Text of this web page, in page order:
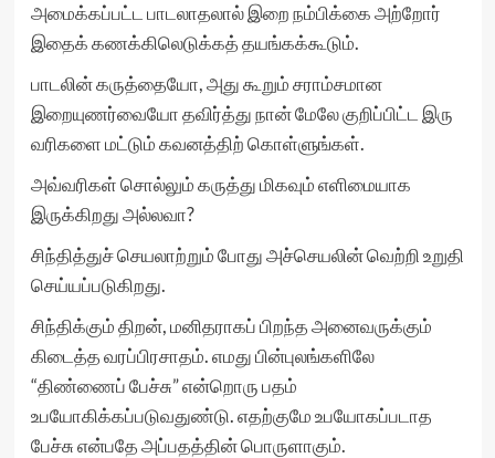
அமைக்கப்பட்ட பாடலாதலால் இறை நம்பிக்கை அற்றோர்
இதைக் கணக்கிலெடுக்கத் தயங்கக்கூடும்.
பாடலின் கருத்தையோ, அது கூறும் சராம்சமான
இறையுணர்வையோ தவிர்த்து நான் மேலே குறிப்பிட்ட இரு
வரிகளை மட்டும் கவனத்திற் கொள்ளுங்கள்.
அவ்வரிகள் சொல்லும் கருத்து மிகவும் எளிமையாக
இருக்கிறது அல்லவா?
சிந்தித்துச் செயலாற்றும் போது அச்செயலின் வெற்றி உறுதி
செய்யப்படுகிறது.
சிந்திக்கும் திறன், மனிதராகப் பிறந்த அனைவருக்கும்
கிடைத்த வரப்பிரசாதம். எமது பின்புலங்களிலே
“திண்ணைப் பேச்சு” என்றொரு பதம்
உபயோகிக்கப்படுவதுண்டு. எதற்குமே உபயோகப்படாத
பேச்சு என்பதே அப்பதத்தின் பொருளாகும்.